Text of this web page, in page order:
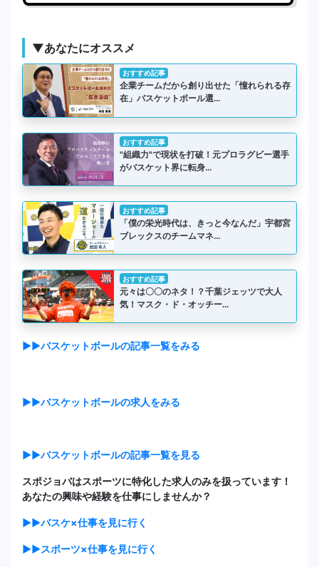
▼あなたにオススメ
おすすめ記事
企業チームだから創り出せた「憧れられる存
在」バスケットボール選…
おすすめ記事
"組織力"で現状を打破！元プロラグビー選手
がバスケット界に転身…
おすすめ記事
「僕の栄光時代は、きっと今なんだ」宇都宮
ブレックスのチームマネ…
おすすめ記事
元々は〇〇のネタ！？千葉ジェッツで大人
気！マスク・ド・オッチー…
▶▶バスケットボールの記事一覧をみる
▶▶バスケットボールの求人をみる
▶▶バスケットボールの記事一覧を見る
スポジョバはスポーツに特化した求人のみを扱っています！
あなたの興味や経験を仕事にしませんか？
▶▶バスケ×仕事を見に行く
▶▶スポーツ×仕事を見に行く